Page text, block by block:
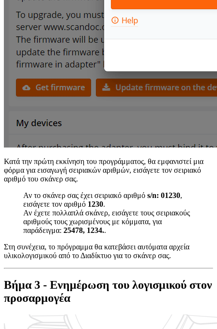
Κατά την πρώτη εκκίνηση του προγράμματος, θα εμφανιστεί μια
φόρμα για εισαγωγή σειριακών αριθμών, εισάγετε τον σειριακό
αριθμό του σκάνερ σας.
Αν το σκάνερ σας έχει σειριακό αριθμό s/n: 01230,
εισάγετε τον αριθμό 1230.
Αν έχετε πολλαπλά σκάνερ, εισάγετε τους σειριακούς
αριθμούς τους χωρισμένους με κόμματα, για
παράδειγμα: 25478, 1234..
Στη συνέχεια, το πρόγραμμα θα κατεβάσει αυτόματα αρχεία
υλικολογισμικού από το Διαδίκτυο για το σκάνερ σας.
Βήμα 3 - Ενημέρωση του λογισμικού στον
προσαρμογέα